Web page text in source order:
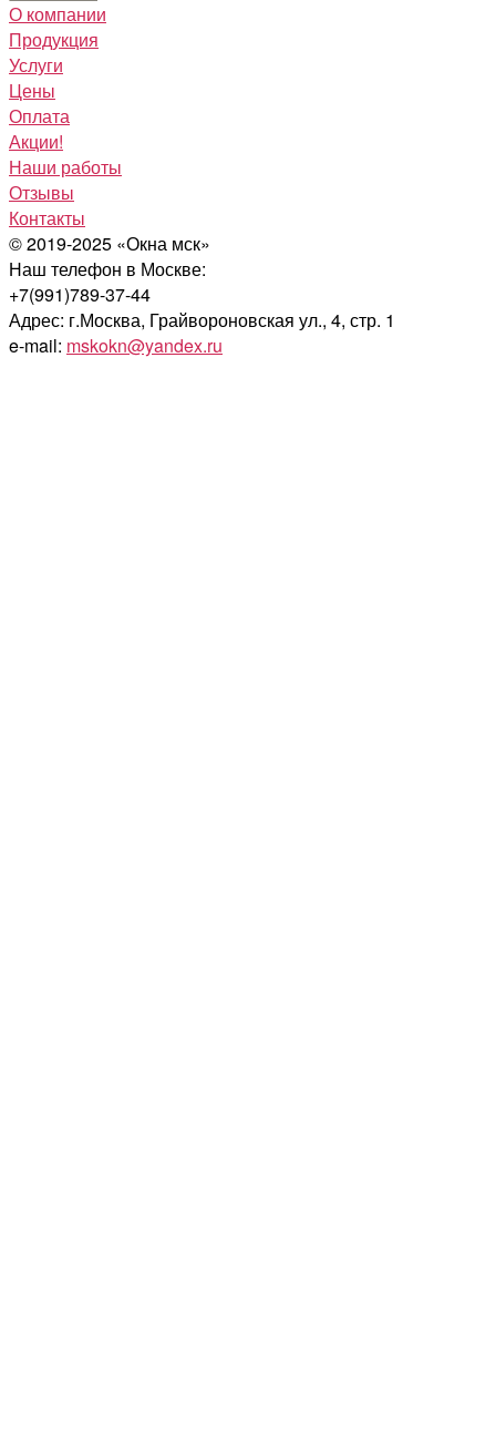
О компании
Продукция
Услуги
Цены
Оплата
Акции!
Наши работы
Отзывы
Контакты
© 2019-2025 «Окна мск»
Наш телефон в Москве:
+7(991)789-37-44
Адрес: г.Москва, Грайвороновская ул., 4, стр. 1
e-mail: mskokn@yandex.ru